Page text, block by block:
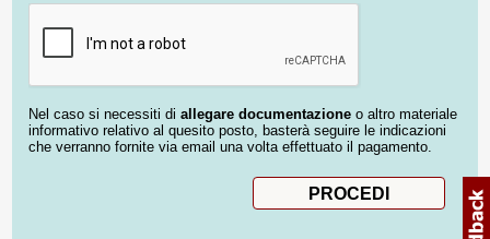
Nel caso si necessiti di allegare documentazione o altro materiale
informativo relativo al quesito posto, basterà seguire le indicazioni
che verranno fornite via email una volta effettuato il pagamento.